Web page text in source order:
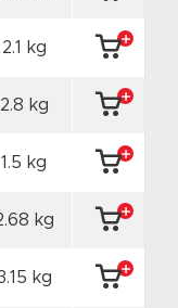
2.1 kg
2.8 kg
1.5 kg
kg
kg